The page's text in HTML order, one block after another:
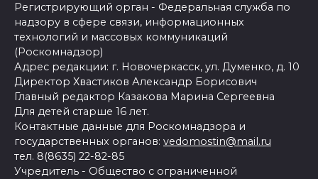
Регистрирующий орган - Федеральная служба по
надзору в сфере связи, информационных
технологий и массовых коммуникаций
(Роскомнадзор)
Адрес редакции: г. Новочеркасск, ул. Думенко, д. 10
Директор Хвастиков Александр Борисович
Главный редактор Казакова Марина Сергеевна
Для детей старше 16 лет.
Контактные данные для Роскомнадзора и
государственных органов: vedomostin@mail.ru
тел. 8(8635) 22-82-85
Учредитель - Общество с ограниченной